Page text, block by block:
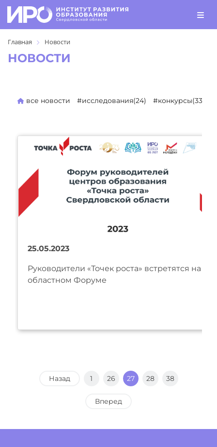
Главная Новости
НОВОСТИ
все новости #исследования(24) #конкурсы(333)
25.05.2023
Руководители «Точек роста» встретятся на
областном Форуме
Назад 1 26 27 28 38
Вперед